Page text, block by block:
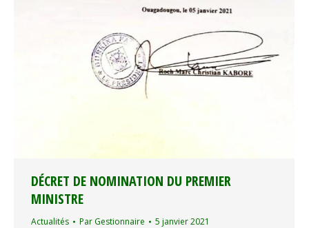
DÉCRET DE NOMINATION DU PREMIER
MINISTRE
Actualités Par Gestionnaire 5 janvier 2021